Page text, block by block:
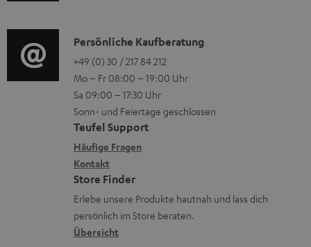
l
a
d
e
n
e
n
z
u
r
G
a
r
a
n
g
e
r
ä
t
e
R
ü
c
k
i
o
-
L
e
x
i
k
o
n
K
o
n
t
a
k
t
d
a
t
Persönliche Kaufberatung
+49 (0) 30 / 217 84 212
Mo – Fr 08:00 – 19:00 Uhr
Sa 09:00 – 17:30 Uhr
Sonn- und Feiertage geschlossen
Teufel Support
Häufige Fragen
Kontakt
Store Finder
Erlebe unsere Produkte hautnah und lass dich
persönlich im Store beraten.
Übersicht